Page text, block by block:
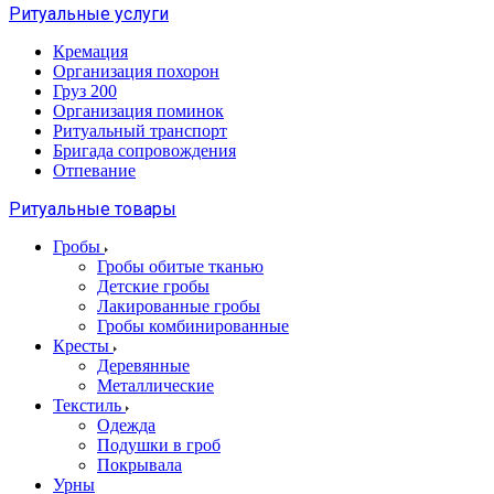
Ритуальные услуги
Кремация
Организация похорон
Груз 200
Организация поминок
Ритуальный транспорт
Бригада сопровождения
Отпевание
Ритуальные товары
Гробы
Гробы обитые тканью
Детские гробы
Лакированные гробы
Гробы комбинированные
Кресты
Деревянные
Металлические
Текстиль
Одежда
Подушки в гроб
Покрывала
Урны